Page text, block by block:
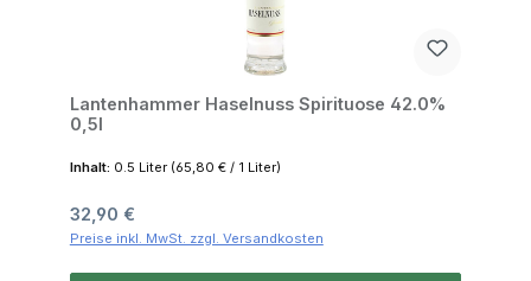
Lantenhammer Haselnuss Spirituose 42.0%
0,5l
Inhalt: 0.5 Liter (65,80 € / 1 Liter)
Regulärer Preis:
32,90 €
Preise inkl. MwSt. zzgl. Versandkosten